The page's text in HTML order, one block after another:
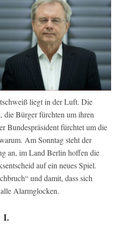
liegt in der Luft. Die
Bürger fürchten um ihren
Bundespräsident fürchtet um die
Am Sonntag steht der
an, im Land Berlin hoffen die
auf ein neues Spiel.
und damit, dass sich
Alarmglocken.
I.